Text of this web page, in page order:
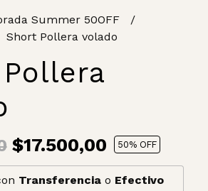
Summer 50OFF
Short Pollera volado
$17.500,00 50% OFF
Transferenciao Efectivo